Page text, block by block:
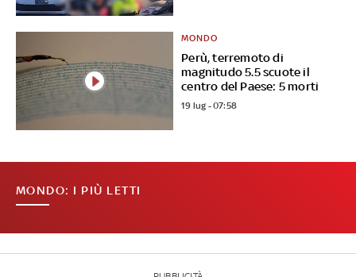
Perù, terremoto di
magnitudo 5.5 scuote il
centro del Paese: 5 morti
MONDO
19 lug - 07:58
MONDO: I PIÙ LETTI